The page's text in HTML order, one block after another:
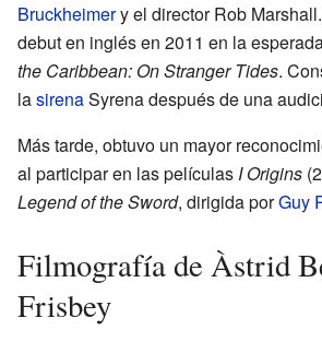
Bruckheimery el director Rob
debut en inglés en 2011 en la
the Caribbean: On Stranger Tides.
lasirenaSyrena después de una
Más tarde, obtuvo un mayor
al participar en las películas I Origins
Legend of the Sword, dirigida porGuy
Filmografía de Àstrid
Frisbey